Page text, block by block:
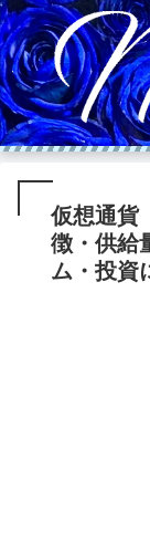
仮想通貨
徴・供給
ム・投資